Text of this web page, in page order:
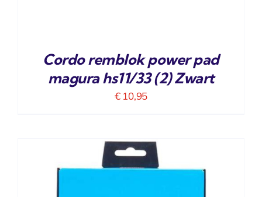
Cordo remblok power pad
magura hs11/33 (2) Zwart
€10,95